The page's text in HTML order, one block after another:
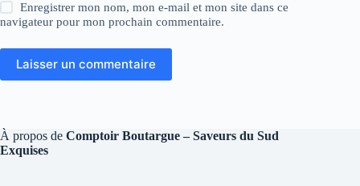
Enregistrer mon nom, mon e-mail et mon site dans ce
navigateur pour mon prochain commentaire.
Laisser un commentaire
À propos de Comptoir Boutargue – Saveurs du Sud
Exquises